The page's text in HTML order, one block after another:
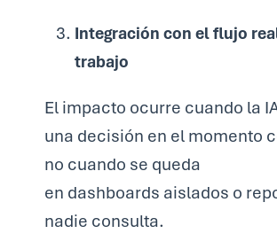
Integración con el flujo
trabajo
El impacto ocurre cuando la
una decisión en el momento
no cuando se queda
en dashboards aislados o
nadie consulta.